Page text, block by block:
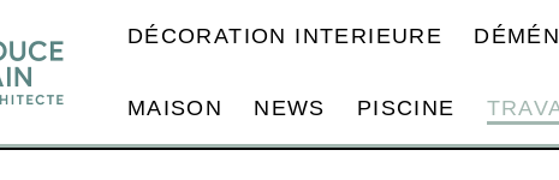
DÉCORATION INTERIEURE
MAISON NEWS PISCINE